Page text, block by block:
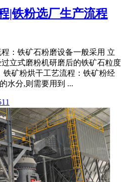
|铁粉选厂生产流程
：铁矿石粉磨设备一般采用 立
立式磨粉机研磨后的铁矿石粒度
铁矿粉烘干工艺流程：铁矿粉经
水分,则需要用到 ...